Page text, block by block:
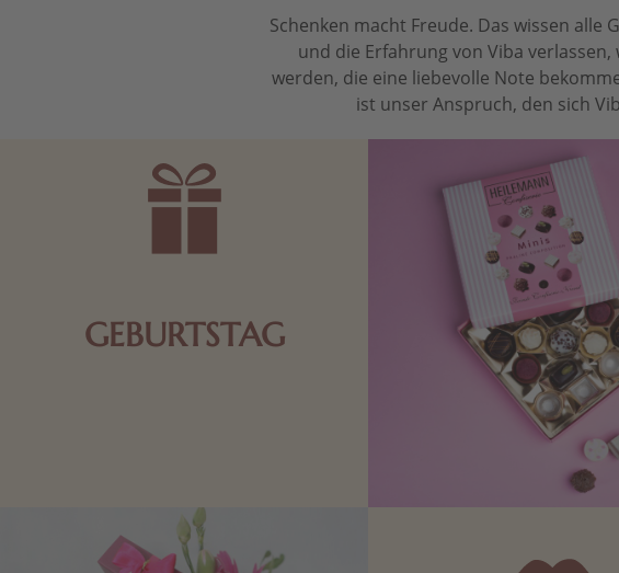
Schenken macht Freude. Das wissen
und die Erfahrung von Viba
werden, die eine liebevolle Note
ist unser Anspruch, den sich
GEBURTSTAG